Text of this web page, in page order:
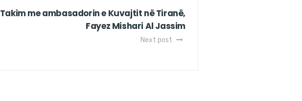
Takim me ambasadorin e Kuvajtit në Tiranë,
Fayez Mishari Al Jassim
Next post